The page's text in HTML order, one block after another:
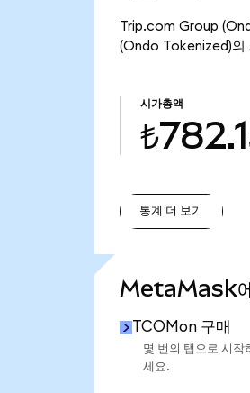
Trip.com Group
(Ondo Tokenized)의
시가총액
통계 더 보기
MetaMask
TCOMon 구매
몇 번의 탭으로 시작
세요.